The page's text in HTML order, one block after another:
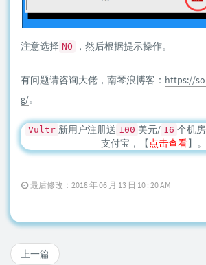
注意选择 NO ，然后根据提示操作。
有问题请咨询大佬，南琴浪博客： https://
g/。
Vultr 新用户注册送 100 美元/ 16 个机
支付宝，【点击查看】。
最后修改：2018 年 06 月 13 日 10 : 20 AM
上一篇